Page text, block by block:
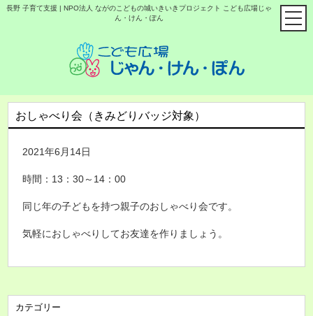
長野 子育て支援 | NPO法人 ながのこどもの城いきいきプロジェクト こども広場じゃ
ん・けん・ぽん
おしゃべり会（きみどりバッジ対象）
2021年6月14日
時間：13：30～14：00
同じ年の子どもを持つ親子のおしゃべり会です。
気軽におしゃべりしてお友達を作りましょう。
カテゴリー